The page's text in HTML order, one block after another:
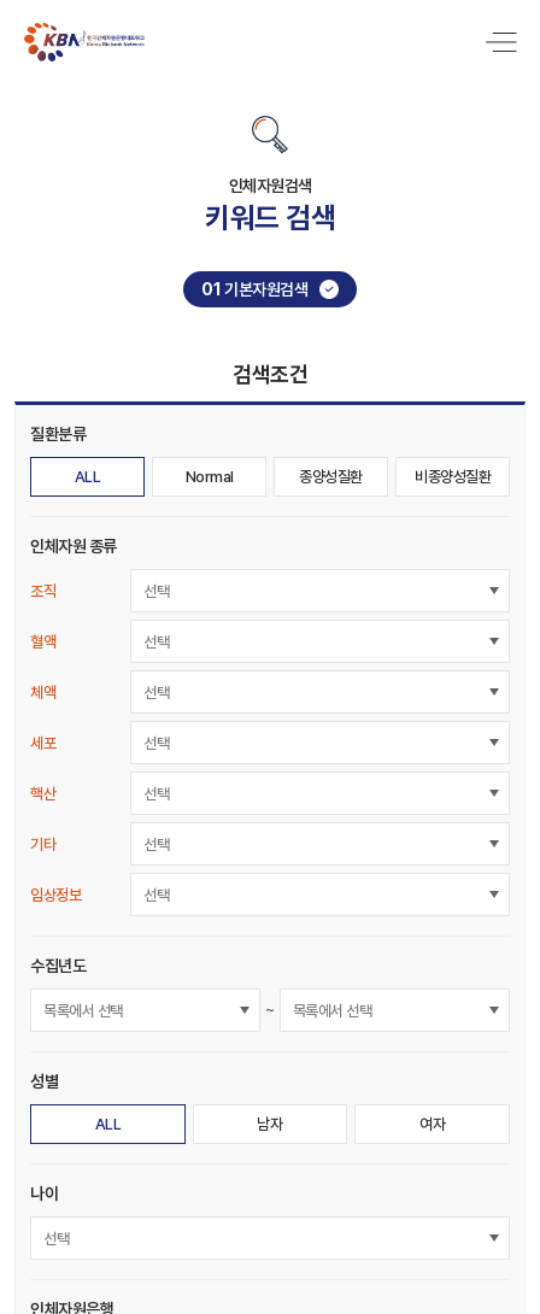
인체자원검색
키워드 검색
01 기본자원검색
검색조건
질환분류
ALL Normal 종양성질환 비종양성질환
인체자원 종류
조직 선택
혈액 선택
체액 선택
세포 선택
핵산 선택
기타 선택
임상정보 선택
수집년도
~
성별
ALL 남자 여자
나이
선택
인체자원은행